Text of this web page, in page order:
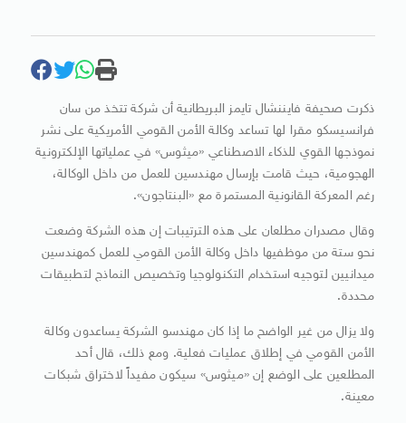
ذكرت صحيفة فايننشال تايمز البريطانية أن شركة تتخذ من سان
فرانسيسكو مقرا لها تساعد وكالة الأمن القومي الأمريكية على نشر
نموذجها القوي للذكاء الاصطناعي «ميثوس» في عملياتها الإلكترونية
الهجومية، حيث قامت بإرسال مهندسين للعمل من داخل الوكالة،
رغم المعركة القانونية المستمرة مع «البنتاجون».
وقال مصدران مطلعان على هذه الترتيبات إن هذه الشركة وضعت
نحو ستة من موظفيها داخل وكالة الأمن القومي للعمل كمهندسين
ميدانيين لتوجيه استخدام التكنولوجيا وتخصيص النماذج لتطبيقات
محددة.
ولا يزال من غير الواضح ما إذا كان مهندسو الشركة يساعدون وكالة
الأمن القومي في إطلاق عمليات فعلية. ومع ذلك، قال أحد
المطلعين على الوضع إن «ميثوس» سيكون مفيداً لاختراق شبكات
معينة.